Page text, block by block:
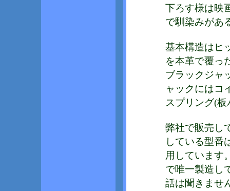
下ろす様は映
で馴染みがあ
基本構造はヒ
を本革で覆っ
ブラックジャ
ャックにはコ
スプリング(
弊社で販売し
している型番
用しています
で唯一製造し
話は聞きませ